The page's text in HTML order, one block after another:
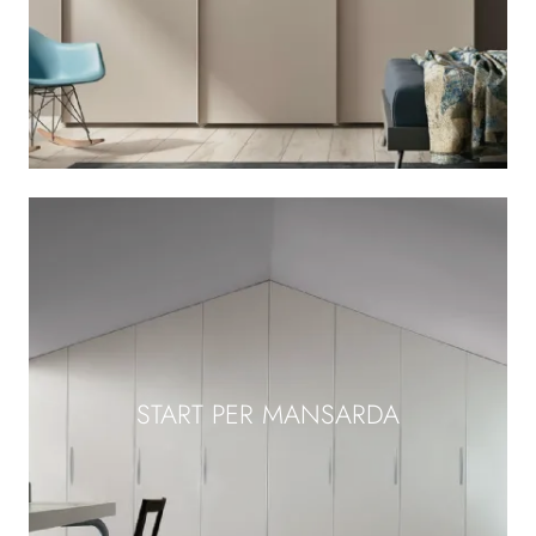
START PER MANSARDA